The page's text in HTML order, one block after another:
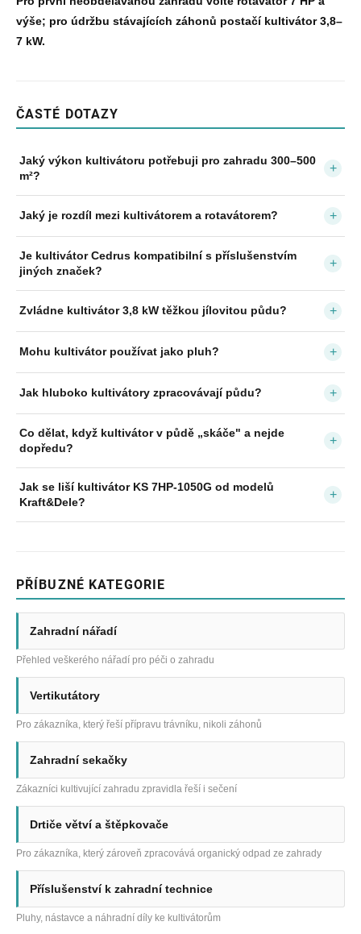
výše; pro údržbu stávajících záhonů postačí kultivátor 3,8–
7 kW.
ČASTÉ DOTAZY
Jaký výkon kultivátoru potřebuji pro zahradu 300–500
m²?
+
Jaký je rozdíl mezi kultivátorem a rotavátorem? +
Je kultivátor Cedrus kompatibilní s příslušenstvím
jiných značek?
+
Zvládne kultivátor 3,8 kW těžkou jílovitou půdu? +
Mohu kultivátor používat jako pluh? +
Jak hluboko kultivátory zpracovávají půdu? +
Co dělat, když kultivátor v půdě „skáče" a nejde
dopředu?
+
Jak se liší kultivátor KS 7HP-1050G od modelů
Kraft&Dele?
+
PŘÍBUZNÉ KATEGORIE
Zahradní nářadí
Přehled veškerého nářadí pro péči o zahradu
Vertikutátory
Pro zákazníka, který řeší přípravu trávníku, nikoli záhonů
Zahradní sekačky
Zákazníci kultivující zahradu zpravidla řeší i sečení
Drtiče větví a štěpkovače
Pro zákazníka, který zároveň zpracovává organický odpad ze zahrady
Příslušenství k zahradní technice
Pluhy, nástavce a náhradní díly ke kultivátorům